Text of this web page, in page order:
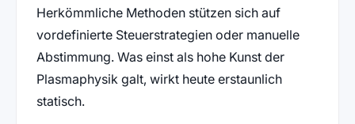
Herkömmliche Methoden stützen sich auf
vordefinierte Steuerstrategien oder manuelle
Abstimmung. Was einst als hohe Kunst der
Plasmaphysik galt, wirkt heute erstaunlich
statisch.